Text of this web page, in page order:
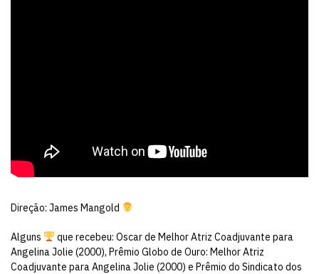
Direção: James Mangold
Alguns
que recebeu: Oscar de Melhor Atriz Coadjuvante para
Angelina Jolie (2000), Prêmio Globo de Ouro: Melhor Atriz
Coadjuvante para Angelina Jolie (2000) e Prêmio do Sindicato dos